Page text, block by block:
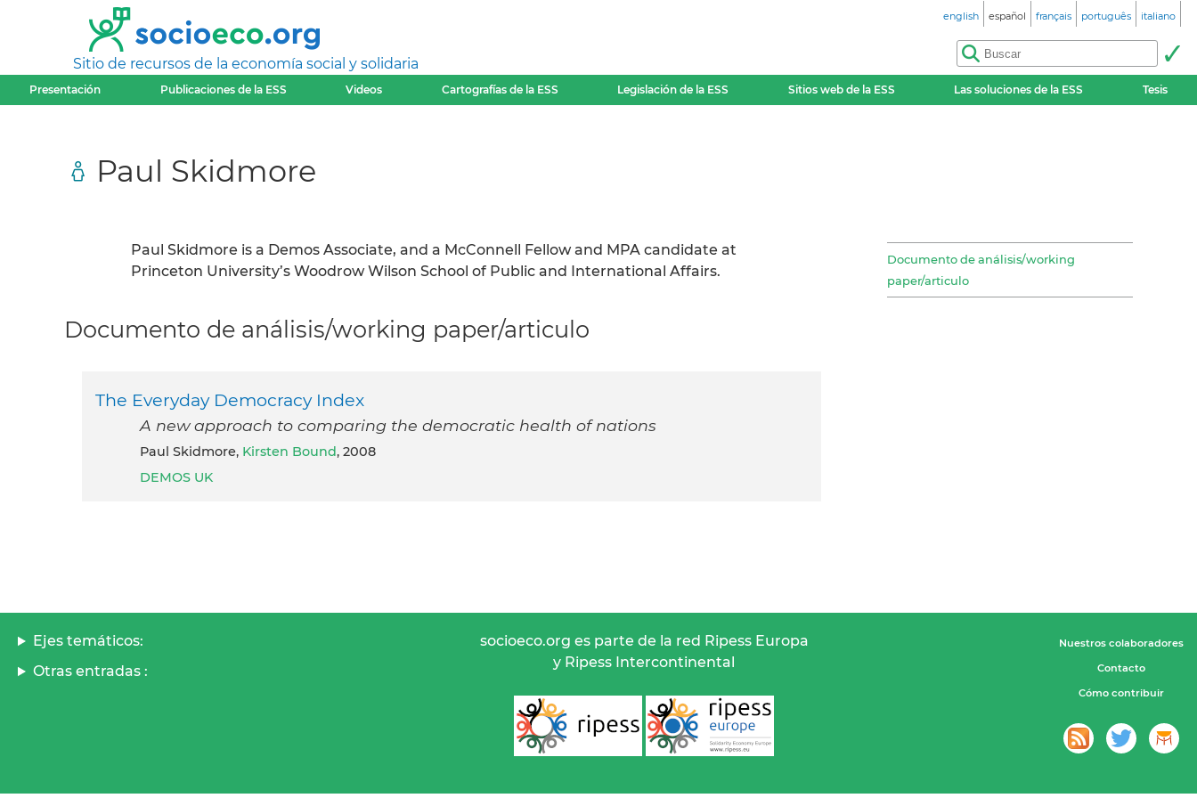
Sitio de recursos de la economía social y solidaria
english español français português italiano
Presentación Publicaciones de la ESS Videos Cartografías de la ESS Legislación de la ESS Sitios web de la ESS Las soluciones de la ESS Tesis
Paul Skidmore
Paul Skidmore is a Demos Associate, and a McConnell Fellow and MPA candidate at
Princeton University’s Woodrow Wilson School of Public and International Affairs.
Documento de análisis/working
paper/articulo
Documento de análisis/working paper/articulo
The Everyday Democracy Index
A new approach to comparing the democratic health of nations
Paul Skidmore, Kirsten Bound, 2008
DEMOS UK
Ejes temáticos:
Otras entradas :
socioeco.org es parte de la red Ripess Europa
y Ripess Intercontinental
Nuestros colaboradores
Contacto
Cómo contribuir